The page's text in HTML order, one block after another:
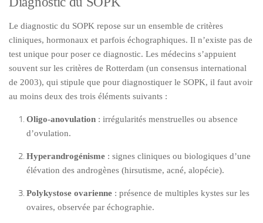
Le diagnostic du SOPK repose sur un ensemble de critères
cliniques, hormonaux et parfois échographiques. Il n’existe pas de
test unique pour poser ce diagnostic. Les médecins s’appuient
souvent sur les critères de Rotterdam (un consensus international
de 2003), qui stipule que pour diagnostiquer le SOPK, il faut avoir
au moins deux des trois éléments suivants :
Oligo-anovulation : irrégularités menstruelles ou absence
d’ovulation.
Hyperandrogénisme : signes cliniques ou biologiques d’une
élévation des androgènes (hirsutisme, acné, alopécie).
Polykystose ovarienne : présence de multiples kystes sur les
ovaires, observée par échographie.